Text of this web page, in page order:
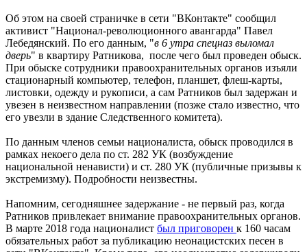
Об этом на своей страничке в сети "ВКонтакте" сообщил
активист "Национал-революционного авангарда" Павел
Лебедянский. По его данным, "в 6 утра спецназ выломал
дверь" в квартиру Ратникова, после чего был проведен обыск.
При обыске сотрудники правоохранительных органов изъяли
стационарный компьютер, телефон, планшет, флеш-карты,
листовки, одежду и рукописи, а сам Ратников был задержан и
увезен в неизвестном направлении (позже стало известно, что
его увезли в здание Следственного комитета).
По данным членов семьи националиста, обыск проводился в
рамках некоего дела по ст. 282 УК (возбуждение
национальной ненависти) и ст. 280 УК (публичные призывы к
экстремизму). Подробности неизвестны.
Напомним, сегодняшнее задержание - не первый раз, когда
Ратников привлекает внимание правоохранительных органов.
В марте 2018 года националист был приговорен к 160 часам
обязательных работ за публикацию неонацистских песен в